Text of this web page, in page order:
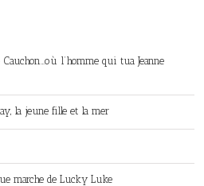
l’homme qui tua Jeanne
la jeune fille et la mer
marche de Lucky Luke